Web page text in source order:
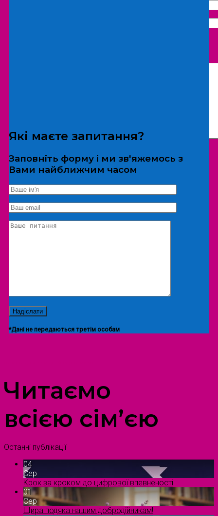
*Дані не передаються третім особам
Екскурсія/локація
Які маєте запитання?
Заповніть форму і ми зв'яжемось з
Вами найближчим часом
*Дані не передаються третім особам
Читаємо
всією сім’єю
Останні публікації
04
Сер
Крок за кроком до цифрової впевненості
01
Сер
Щира подяка нашим добродійникам!